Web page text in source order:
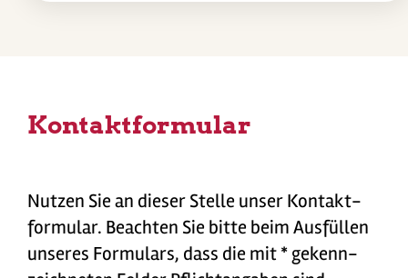
Kontaktformular
Nutzen Sie an dieser Stelle unser Kontakt­
formular. Beachten Sie bitte beim Ausfüllen
unseres Formulars, dass die mit * gekenn­